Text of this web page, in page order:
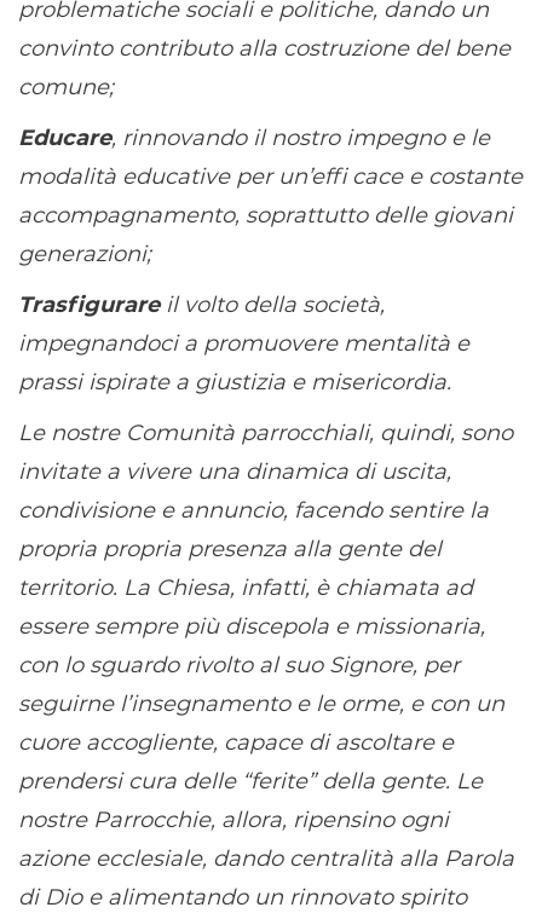
problematiche sociali e politiche, dando un
convinto contributo alla costruzione del bene
comune;
Educare, rinnovando il nostro impegno e le
modalità educative per un’effi cace e costante
accompagnamento, soprattutto delle giovani
generazioni;
Trasfigurareil volto della società,
impegnandoci a promuovere mentalità e
prassi ispirate a giustizia e misericordia.
Le nostre Comunità parrocchiali, quindi, sono
invitate a vivere una dinamica di uscita,
condivisione e annuncio, facendo sentire la
propria propria presenza alla gente del
territorio. La Chiesa, infatti, è chiamata ad
essere sempre più discepola e missionaria,
con lo sguardo rivolto al suo Signore, per
seguirne l’insegnamento e le orme, e con un
cuore accogliente, capace di ascoltare e
prendersi cura delle “ferite” della gente. Le
nostre Parrocchie, allora, ripensino ogni
azione ecclesiale, dando centralità alla Parola
di Dio e alimentando un rinnovato spirito